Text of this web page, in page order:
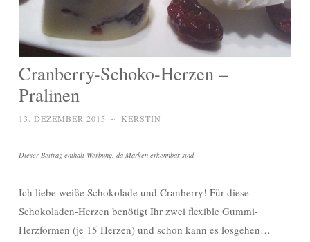
Cranberry-Schoko-Herzen –
Pralinen
13. DEZEMBER 2015 ~ KERSTIN
Dieser Beitrag enthält Werbung, da Marken erkennbar sind
Ich liebe weiße Schokolade und Cranberry! Für diese
Schokoladen-Herzen benötigt Ihr zwei flexible Gummi-
Herzformen (je 15 Herzen) und schon kann es losgehen…